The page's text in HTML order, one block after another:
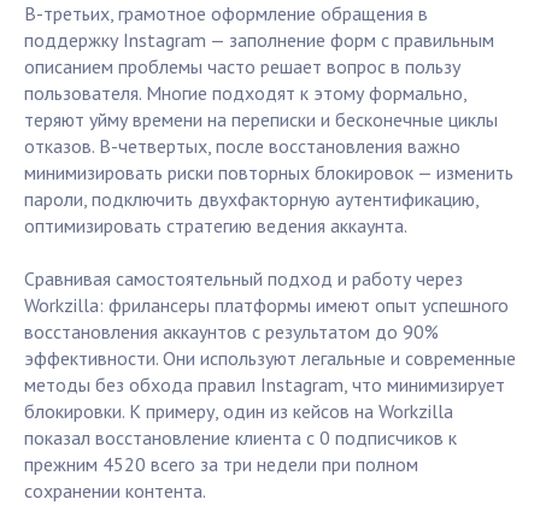
В-третьих, грамотное оформление обращения в
поддержку Instagram — заполнение форм с правильным
описанием проблемы часто решает вопрос в пользу
пользователя. Многие подходят к этому формально,
теряют уйму времени на переписки и бесконечные циклы
отказов. В-четвертых, после восстановления важно
минимизировать риски повторных блокировок — изменить
пароли, подключить двухфакторную аутентификацию,
оптимизировать стратегию ведения аккаунта.
Сравнивая самостоятельный подход и работу через
Workzilla: фрилансеры платформы имеют опыт успешного
восстановления аккаунтов с результатом до 90%
эффективности. Они используют легальные и современные
методы без обхода правил Instagram, что минимизирует
блокировки. К примеру, один из кейсов на Workzilla
показал восстановление клиента с 0 подписчиков к
прежним 4520 всего за три недели при полном
сохранении контента.